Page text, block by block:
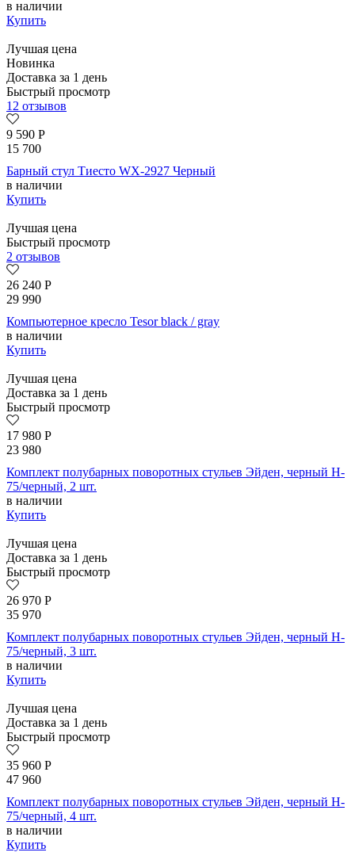
в наличии
Купить
Лучшая цена
Новинка
Доставка за 1 день
Быстрый просмотр
12 отзывов
9 590 Р
15 700
Барный стул Тиесто WX-2927 Черный
в наличии
Купить
Лучшая цена
Быстрый просмотр
2 отзывов
26 240 Р
29 990
Компьютерное кресло Tesor black / gray
в наличии
Купить
Лучшая цена
Доставка за 1 день
Быстрый просмотр
17 980 Р
23 980
Комплект полубарных поворотных стульев Эйден, черный H-
75/черный, 2 шт.
в наличии
Купить
Лучшая цена
Доставка за 1 день
Быстрый просмотр
26 970 Р
35 970
Комплект полубарных поворотных стульев Эйден, черный H-
75/черный, 3 шт.
в наличии
Купить
Лучшая цена
Доставка за 1 день
Быстрый просмотр
35 960 Р
47 960
Комплект полубарных поворотных стульев Эйден, черный H-
75/черный, 4 шт.
в наличии
Купить